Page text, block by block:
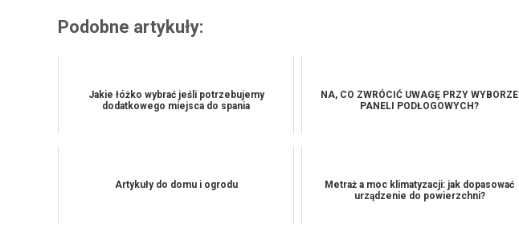
Podobne artykuły:
Jakie łóżko wybrać jeśli potrzebujemy
dodatkowego miejsca do spania
NA, CO ZWRÓCIĆ UWAGĘ PRZY WYBORZE
PANELI PODŁOGOWYCH?
Artykuły do domu i ogrodu
Metraż a moc klimatyzacji: jak dopasować
urządzenie do powierzchni?